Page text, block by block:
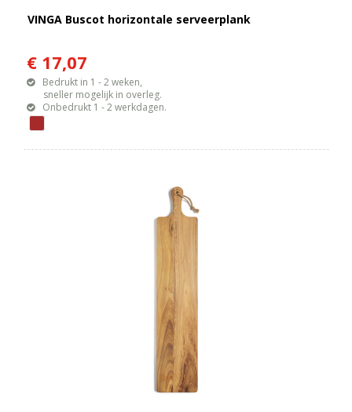
VINGA Buscot horizontale serveerplank
€ 17,07
Bedrukt in 1 - 2 weken,
sneller mogelijk in overleg.
Onbedrukt 1 - 2 werkdagen.